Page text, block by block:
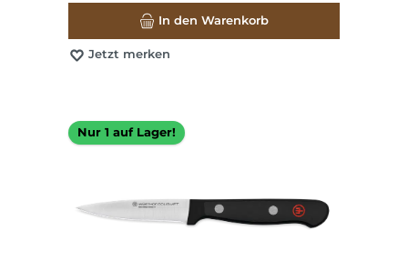
In den Warenkorb
Jetzt merken
Nur 1 auf Lager!